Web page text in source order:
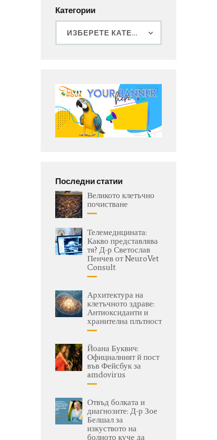
Категории
Последни статии
Великото клетъчно
почистване
Телемедицината:
Какво представлява
тя? Д-р Светослав
Пенчев от NeuroVet
Consult
Архитектура на
клетъчното здраве:
Антиоксиданти и
хранителна плътност
Йоана Буквич:
Официалният й пост
във Фейсбук за
amdovirus
Отвъд болката и
диагнозите: Д-р Зое
Белшал за
изкуството на
болното куче да